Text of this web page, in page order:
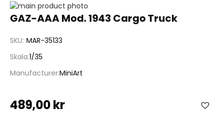
GAZ-AAA Mod. 1943 Cargo Truck
SKU MAR-35133
Skala 1/35
ManufacturerMiniArt
489,00 kr
Hoppa
till
bildgalleriet
Hoppa
av
bildgalleriet